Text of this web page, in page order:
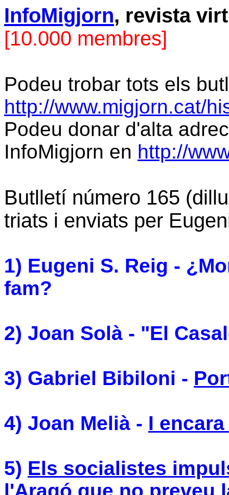
InfoMigjorn, revista
[10.000 membres]
Podeu trobar tots els
http://www.migjorn.cat/
Podeu donar d'alta
InfoMigjorn en http://
Butlletí número 165
triats i enviats per
1) Eugeni S. Reig -
fam?
2) Joan Solà - "El
3) Gabriel Bibiloni -
4) Joan Melià - I
5) Els socialistes